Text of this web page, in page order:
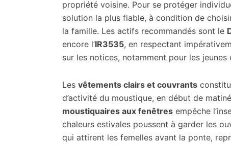
propriété voisine. Pour se protéger
solution la plus fiable, à condition de
la famille. Les actifs recommandés sont le
encore l’IR3535, en respectant
sur les notices, notamment pour les jeunes
Les vêtements clairs et couvrants
d’activité du moustique, en début de
moustiquaires aux fenêtres empêche
chaleurs estivales poussent à garder les
qui attirent les femelles avant la ponte,